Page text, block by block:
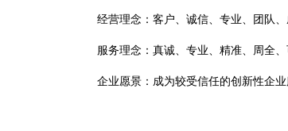
经营理念：客户、诚信、专业、团队、
服务理念：真诚、专业、精准、周全
企业愿景：成为较受信任的创新性企